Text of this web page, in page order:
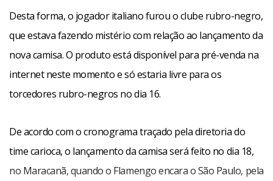
Desta forma, o jogador italiano furou o clube rubro-negro,
que estava fazendo mistério com relação ao lançamento da
nova camisa. O produto está disponível para pré-venda na
internet neste momento e só estaria livre para os
torcedores rubro-negros no dia 16.
De acordo com o cronograma traçado pela diretoria do
time carioca, o lançamento da camisa será feito no dia 18,
no Maracanã, quando o Flamengo encara o São Paulo, pela